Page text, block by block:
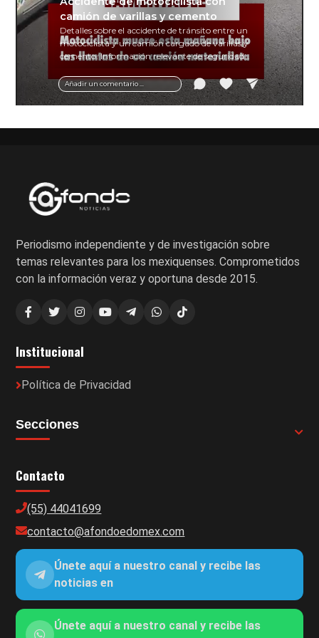
Añadir un comentario ...
camión de varillas y cemento
Detalles sobre el accidente de tránsito entre un
motociclista y un camión cargado de varillas y
cemento. Información relevante de seguridad
vial y recomendaciones para motociclistas.
Periodismo independiente y de investigación sobre
temas relevantes para los mexiquenses. Comprometidos
con la información veraz y oportuna desde 2015.
Institucional
Política de Privacidad
Secciones
Contacto
(55) 44041699
contacto@afondoedomex.com
Únete aquí a nuestro canal y recibe las
noticias en
Únete aquí a nuestro canal y recibe las